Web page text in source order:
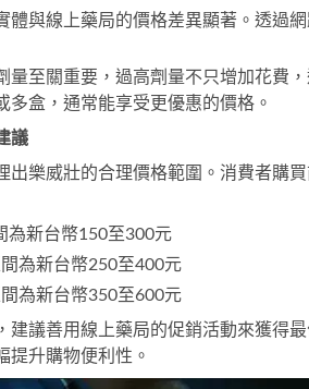
體與線上藥局的價格差異顯著。透過
量至關重要，過高劑量不只增加花費
多盒，通常能享受更優惠的價格。
議
出樂威壯的合理價格範圍。消費者購
為新台幣150至300元
為新台幣250至400元
為新台幣350至600元
建議善用線上藥局的促銷活動來獲得
提升購物便利性。